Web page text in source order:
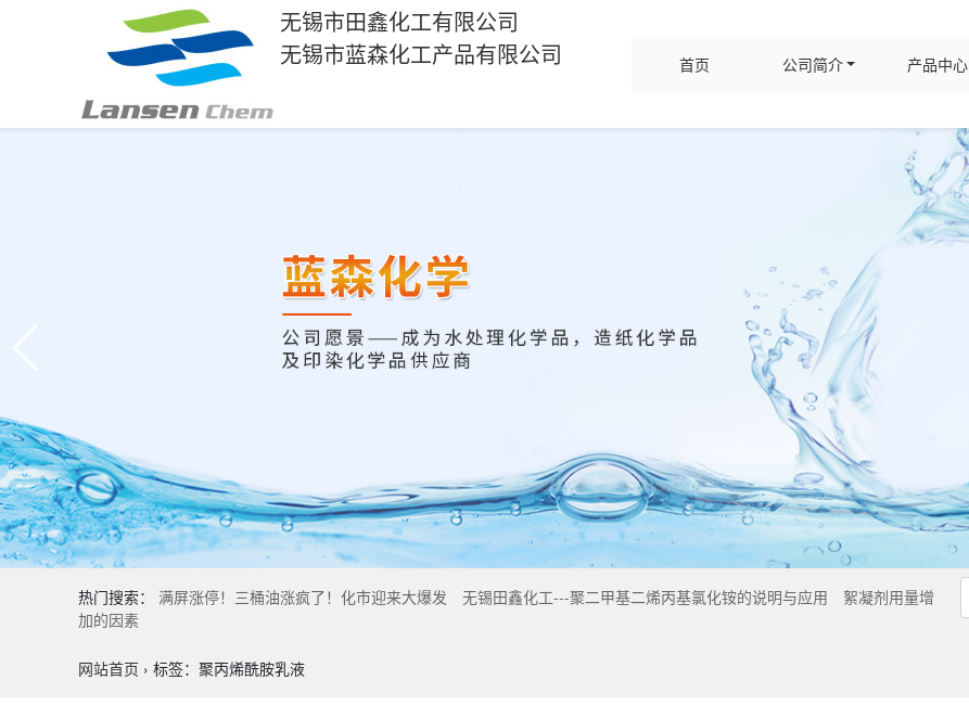
无锡市田鑫化工有限公司
无锡市蓝森化工产品有限公司
首页 公司简介 产品中心
热门搜索： 满屏涨停！三桶油涨疯了！化市迎来大爆发 无锡田鑫化工---聚二甲基二烯丙基氯化铵的说明与应用
絮凝剂用量增
加的因素
网站首页 › 标签：聚丙烯酰胺乳液